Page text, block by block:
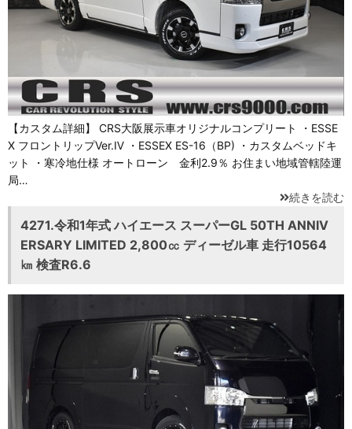
【カスタム詳細】 CRS大阪展示車オリジナルコンプリート ・ESSE
X フロントリップVer.Ⅳ ・ESSEX ES-16（BP) ・カスタムベッドキ
ット ・寒冷地仕様 オートローン 金利2.9％ お住まい地域管轄陸運
局…
続きを読む
4271.令和1年式 ハイエース スーパーGL 50TH ANNIV
ERSARY LIMITED 2,800㏄ ディーゼル車 走行10564
㎞ 検査R6.6